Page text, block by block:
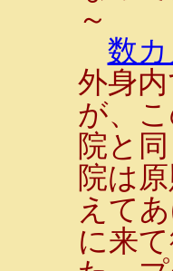
～
数
外身
が、
院と
院は
えて
に来